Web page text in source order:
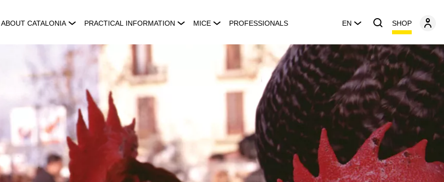
ABOUT CATALONIA PRACTICAL INFORMATION MICE PROFESSIONALS EN SHOP